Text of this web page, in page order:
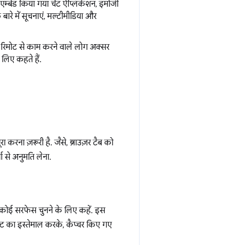
किया गया चैट ऐप्लिकेशन, इमोजी
में सूचनाएं, मल्टीमीडिया और
रिमोट से काम करने वाले लोग अक्सर
लिए कहते हैं.
करना ज़रूरी है. जैसे, ब्राउज़र टैब को
से अनुमति लेना.
सरफेस चुनने के लिए कहें. इस
इस्तेमाल करके, कैप्चर किए गए